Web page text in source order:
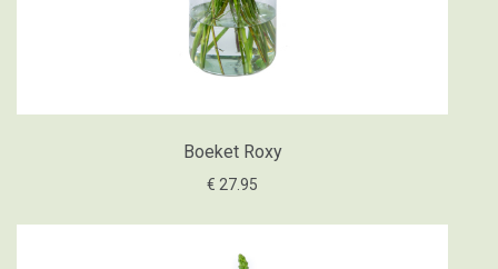
Boeket Roxy
€ 27.95